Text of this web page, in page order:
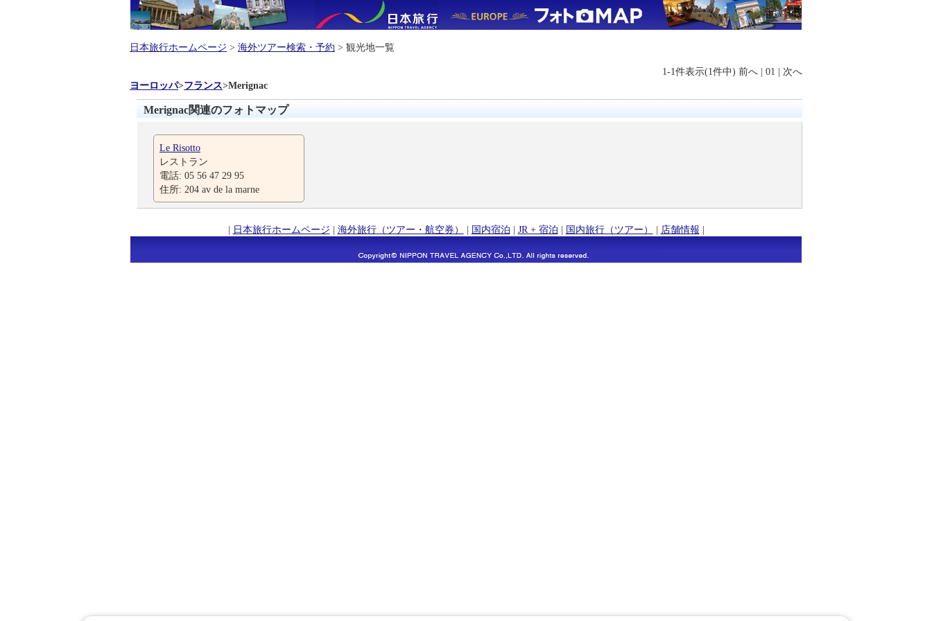
日本旅行ホームページ > 海外ツアー検索・予約 > 観光地一覧
1-1件表示(1件中) 前へ | 01 | 次へ
ヨーロッパ>フランス>Merignac
Merignac関連のフォトマップ
Le Risotto
レストラン
電話: 05 56 47 29 95
住所: 204 av de la marne
| 日本旅行ホームページ | 海外旅行（ツアー・航空券） | 国内宿泊 | JR + 宿泊 | 国内旅行（ツアー） | 店舗情報 |